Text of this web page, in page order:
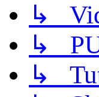
↳
↳
↳